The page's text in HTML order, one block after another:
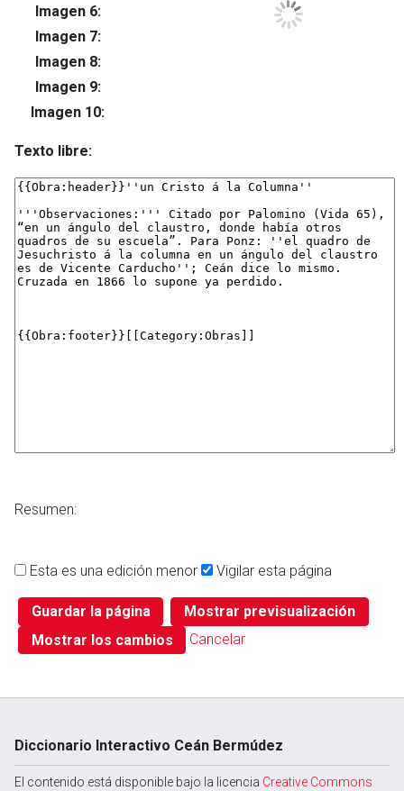
Imagen 6:
Imagen 7:
Imagen 8:
Imagen 9:
Imagen 10:
Texto libre:
Resumen:
Esta es una edición menor Vigilar esta página
Cancelar
Diccionario Interactivo Ceán Bermúdez
El contenido está disponible bajo la licencia Creative Commons